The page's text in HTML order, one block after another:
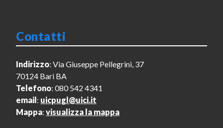
Contatti
Indirizzo: Via Giuseppe Pellegrini, 37
70124 Bari BA
Telefono: 080 542 4341
email : uicpugl@uici.it
Mappa: visualizza la mappa